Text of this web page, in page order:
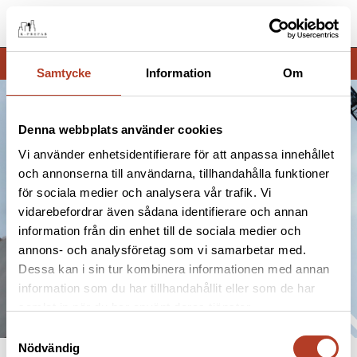
Samtycke Information Om
Denna webbplats använder cookies
Vi använder enhetsidentifierare för att anpassa innehållet
och annonserna till användarna, tillhandahålla funktioner
för sociala medier och analysera vår trafik. Vi
vidarebefordrar även sådana identifierare och annan
information från din enhet till de sociala medier och
annons- och analysföretag som vi samarbetar med.
Dessa kan i sin tur kombinera informationen med annan
information som du har tillhandahållit eller som de har
Nödvändig
Meny